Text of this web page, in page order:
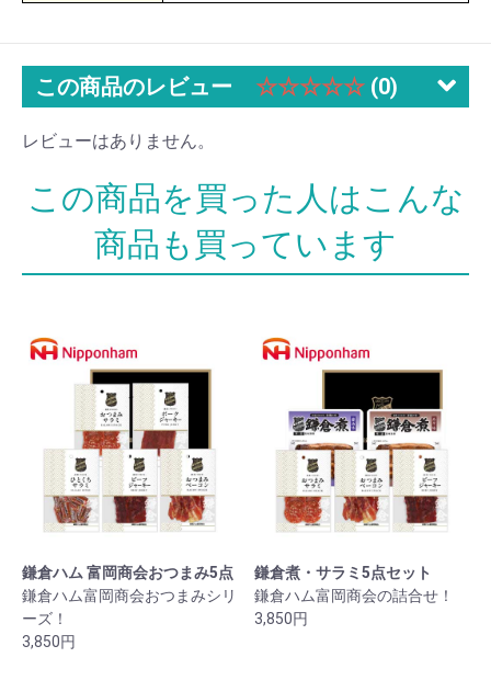
この商品のレビュー ☆☆☆☆☆ (0)
レビューはありません。
鎌倉ハム 富岡商会おつまみ5点
鎌倉ハム富岡商会おつまみシリ
ーズ！
3,850円
鎌倉煮・サラミ5点セット
鎌倉ハム富岡商会の詰合せ！
3,850円